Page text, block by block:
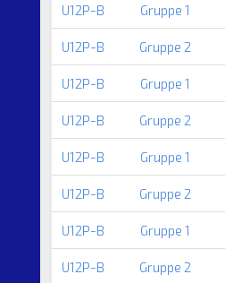
U12P-B Gruppe 1
U12P-B Gruppe 2
U12P-B Gruppe 1
U12P-B Gruppe 2
U12P-B Gruppe 1
U12P-B Gruppe 2
U12P-B Gruppe 1
U12P-B Gruppe 2